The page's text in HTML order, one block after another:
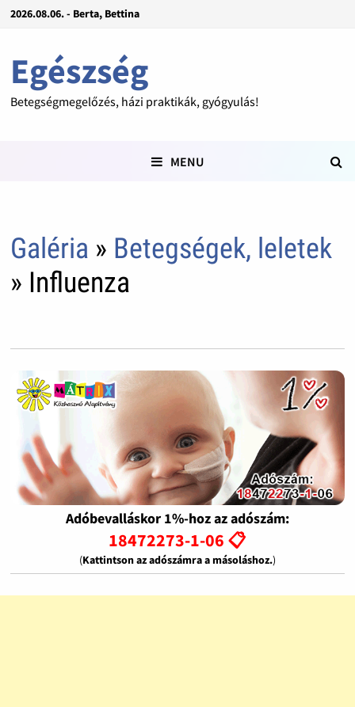
2026.08.06. - Berta, Bettina
Egészség
Betegségmegelőzés, házi praktikák, gyógyulás!
MENU
Galéria » Betegségek, leletek
» Influenza
Adóbevalláskor 1%-hoz az adószám:
18472273-1-06 📋
(Kattintson az adószámra a másoláshoz.)